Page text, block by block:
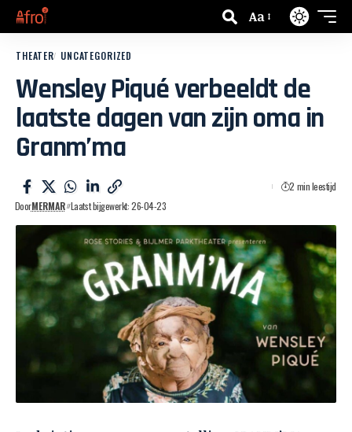
Aa
THEATER UNCATEGORIZED
Wensley Piqué verbeeldt de
laatste dagen van zijn oma in
Granm’ma
DoorMERMAR Laatst bijgewerkt: 26-04-23
2 min leestijd